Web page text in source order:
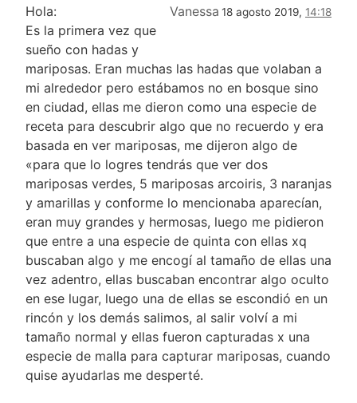
Vanessa 18 agosto 2019, 14:18
Hola:
Es la primera vez que
sueño con hadas y
mariposas. Eran muchas las hadas que volaban a
mi alrededor pero estábamos no en bosque sino
en ciudad, ellas me dieron como una especie de
receta para descubrir algo que no recuerdo y era
basada en ver mariposas, me dijeron algo de
«para que lo logres tendrás que ver dos
mariposas verdes, 5 mariposas arcoiris, 3 naranjas
y amarillas y conforme lo mencionaba aparecían,
eran muy grandes y hermosas, luego me pidieron
que entre a una especie de quinta con ellas xq
buscaban algo y me encogí al tamaño de ellas una
vez adentro, ellas buscaban encontrar algo oculto
en ese lugar, luego una de ellas se escondió en un
rincón y los demás salimos, al salir volví a mi
tamaño normal y ellas fueron capturadas x una
especie de malla para capturar mariposas, cuando
quise ayudarlas me desperté.